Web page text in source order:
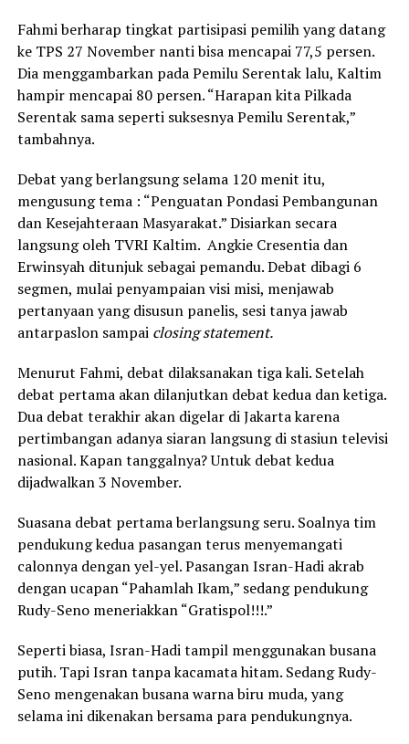
Fahmi berharap tingkat partisipasi pemilih yang datang
ke TPS 27 November nanti bisa mencapai 77,5 persen.
Dia menggambarkan pada Pemilu Serentak lalu, Kaltim
hampir mencapai 80 persen. “Harapan kita Pilkada
Serentak sama seperti suksesnya Pemilu Serentak,”
tambahnya.
Debat yang berlangsung selama 120 menit itu,
mengusung tema : “Penguatan Pondasi Pembangunan
dan Kesejahteraan Masyarakat.” Disiarkan secara
langsung oleh TVRI Kaltim. Angkie Cresentia dan
Erwinsyah ditunjuk sebagai pemandu. Debat dibagi 6
segmen, mulai penyampaian visi misi, menjawab
pertanyaan yang disusun panelis, sesi tanya jawab
antarpaslon sampai closing statement.
Menurut Fahmi, debat dilaksanakan tiga kali. Setelah
debat pertama akan dilanjutkan debat kedua dan ketiga.
Dua debat terakhir akan digelar di Jakarta karena
pertimbangan adanya siaran langsung di stasiun televisi
nasional. Kapan tanggalnya? Untuk debat kedua
dijadwalkan 3 November.
Suasana debat pertama berlangsung seru. Soalnya tim
pendukung kedua pasangan terus menyemangati
calonnya dengan yel-yel. Pasangan Isran-Hadi akrab
dengan ucapan “Pahamlah Ikam,” sedang pendukung
Rudy-Seno meneriakkan “Gratispol!!!.”
Seperti biasa, Isran-Hadi tampil menggunakan busana
putih. Tapi Isran tanpa kacamata hitam. Sedang Rudy-
Seno mengenakan busana warna biru muda, yang
selama ini dikenakan bersama para pendukungnya.